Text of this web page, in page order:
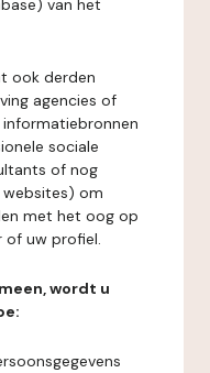
van het
ook derden
agencies of
sociale
of nog
om
met het oog op
of uw profiel.
wordt u